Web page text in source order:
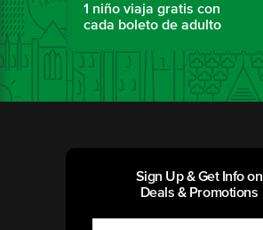
1 niño viaja gratis con
cada boleto de adulto
Sign Up & Get Info on
Deals & Promotions